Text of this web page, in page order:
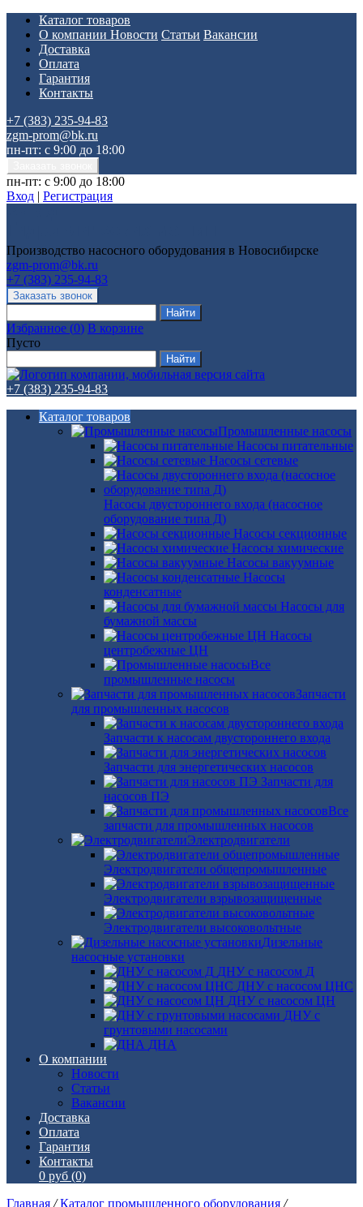
Каталог товаров
О компании Новости Статьи Вакансии
Доставка
Оплата
Гарантия
Контакты
+7 (383) 235-94-83
zgm-prom@bk.ru
пн-пт: с 9:00 до 18:00
пн-пт: с 9:00 до 18:00
Вход | Регистрация
Производство насосного оборудования в Новосибирске
zgm-prom@bk.ru
+7 (383) 235-94-83
Избранное (0) В корзине
Пусто
+7 (383) 235-94-83
Каталог товаров
Промышленные насосы
Насосы питательные
Насосы сетевые
Насосы двустороннего входа (насосное
оборудование типа Д)
Насосы секционные
Насосы химические
Насосы вакуумные
Насосы
конденсатные
Насосы для
бумажной массы
Насосы
центробежные ЦН
Все
промышленные насосы
Запчасти
для промышленных насосов
Запчасти к насосам двустороннего входа
Запчасти для энергетических насосов
Запчасти для
насосов ПЭ
Все
запчасти для промышленных насосов
Электродвигатели
Электродвигатели общепромышленные
Электродвигатели взрывозащищенные
Электродвигатели высоковольтные
Дизельные
насосные установки
ДНУ с насосом Д
ДНУ с насосом ЦНС
ДНУ с насосом ЦН
ДНУ с
грунтовыми насосами
ДНА
О компании
Новости
Статьи
Вакансии
Доставка
Оплата
Гарантия
Контакты
0 руб (0)
Главная / Каталог промышленного оборудования /